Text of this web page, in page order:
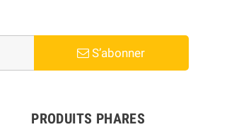
S’abonner
PRODUITS PHARES